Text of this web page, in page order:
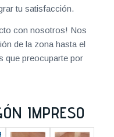
tu satisfacción.
con nosotros! Nos
de la zona hasta el
que preocuparte por
IMPRESO